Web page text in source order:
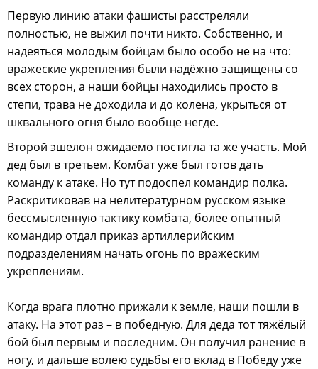
Первую линию атаки фашисты расстреляли
полностью, не выжил почти никто. Собственно, и
надеяться молодым бойцам было особо не на что:
вражеские укрепления были надёжно защищены со
всех сторон, а наши бойцы находились просто в
степи, трава не доходила и до колена, укрыться от
шквального огня было вообще негде.
Второй эшелон ожидаемо постигла та же участь. Мой
дед был в третьем. Комбат уже был готов дать
команду к атаке. Но тут подоспел командир полка.
Раскритиковав на нелитературном русском языке
бессмысленную тактику комбата, более опытный
командир отдал приказ артиллерийским
подразделениям начать огонь по вражеским
укреплениям.
Когда врага плотно прижали к земле, наши пошли в
атаку. На этот раз – в победную. Для деда тот тяжёлый
бой был первым и последним. Он получил ранение в
ногу, и дальше волею судьбы его вклад в Победу уже